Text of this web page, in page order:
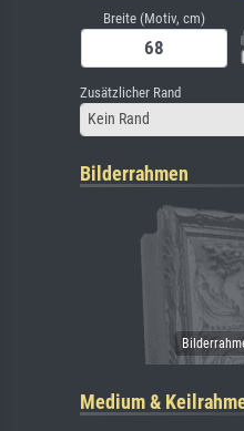
Breite (Motiv, cm)
Zusätzlicher Rand
Kein Rand
Bilderrahmen
Medium &